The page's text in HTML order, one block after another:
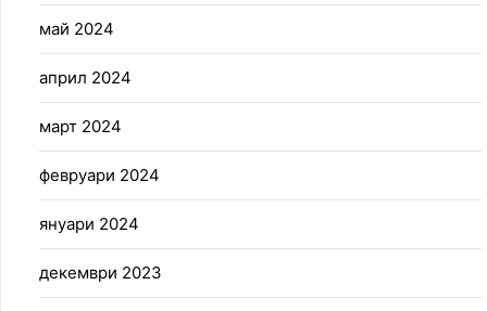
май 2024
април 2024
март 2024
февруари 2024
януари 2024
декември 2023